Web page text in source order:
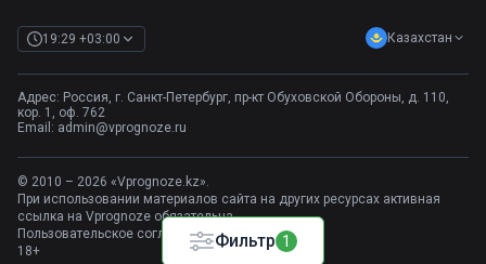
Фильтр 1
19:29 +03:00 Казахстан
Адрес: Россия, г. Санкт-Петербург, пр-кт Обуховской Обороны, д. 110,
кор. 1, оф. 762
Email: admin@vprognoze.ru
© 2010 – 2026 «Vprognoze.kz».
При использовании материалов сайта на других ресурсах активная
ссылка на Vprognoze обязательна.
Пользовательское соглашение
18+